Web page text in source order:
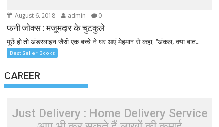
August 6, 2018 admin 0
फनी जोक्स : मजूमदार के चुटकुले
मूछें हो तो अंडरलाइन जैसी एक बच्चे ने घर आएं मेहमान से कहा, ‘‘अंकल, क्या बात...
Best Seller Books
CAREER
Just Delivery : Home Delivery Service